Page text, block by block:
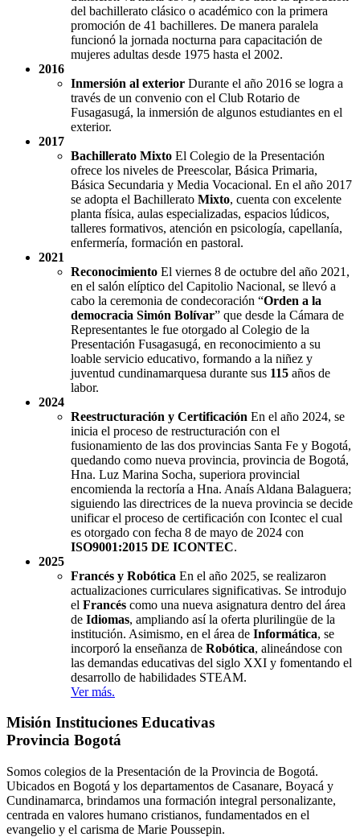
del bachillerato clásico o académico con la primera
promoción de 41 bachilleres. De manera paralela
funcionó la jornada nocturna para capacitación de
mujeres adultas desde 1975 hasta el 2002.
2016
Inmersión al exterior Durante el año 2016 se logra a
través de un convenio con el Club Rotario de
Fusagasugá, la inmersión de algunos estudiantes en el
exterior.
2017
Bachillerato Mixto El Colegio de la Presentación
ofrece los niveles de Preescolar, Básica Primaria,
Básica Secundaria y Media Vocacional. En el año 2017
se adopta el Bachillerato Mixto, cuenta con excelente
planta física, aulas especializadas, espacios lúdicos,
talleres formativos, atención en psicología, capellanía,
enfermería, formación en pastoral.
2021
Reconocimiento El viernes 8 de octubre del año 2021,
en el salón elíptico del Capitolio Nacional, se llevó a
cabo la ceremonia de condecoración “Orden a la
democracia Simón Bolívar” que desde la Cámara de
Representantes le fue otorgado al Colegio de la
Presentación Fusagasugá, en reconocimiento a su
loable servicio educativo, formando a la niñez y
juventud cundinamarquesa durante sus 115 años de
labor.
2024
Reestructuración y Certificación En el año 2024, se
inicia el proceso de restructuración con el
fusionamiento de las dos provincias Santa Fe y Bogotá,
quedando como nueva provincia, provincia de Bogotá,
Hna. Luz Marina Socha, superiora provincial
encomienda la rectoría a Hna. Anaís Aldana Balaguera;
siguiendo las directrices de la nueva provincia se decide
unificar el proceso de certificación con Icontec el cual
es otorgado con fecha 8 de mayo de 2024 con
ISO9001:2015 DE ICONTEC.
2025
Francés y Robótica En el año 2025, se realizaron
actualizaciones curriculares significativas. Se introdujo
el Francés como una nueva asignatura dentro del área
de Idiomas, ampliando así la oferta plurilingüe de la
institución. Asimismo, en el área de Informática, se
incorporó la enseñanza de Robótica, alineándose con
las demandas educativas del siglo XXI y fomentando el
desarrollo de habilidades STEAM.
Ver más.
Misión Instituciones Educativas
Provincia Bogotá
Somos colegios de la Presentación de la Provincia de Bogotá.
Ubicados en Bogotá y los departamentos de Casanare, Boyacá y
Cundinamarca, brindamos una formación integral personalizante,
centrada en valores humano cristianos, fundamentados en el
evangelio y el carisma de Marie Poussepin.